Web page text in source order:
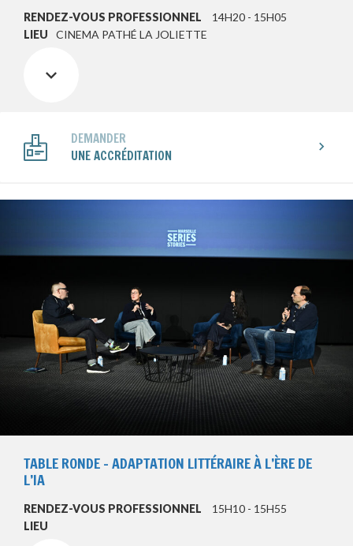
RENDEZ-VOUS PROFESSIONNEL
14H20 - 15H05
LIEU
CINEMA PATHÉ LA JOLIETTE
DEMANDER
UNE ACCRÉDITATION
TABLE RONDE – ADAPTATION LITTÉRAIRE À L’ÈRE DE
L’IA
RENDEZ-VOUS PROFESSIONNEL
15H10 - 15H55
LIEU